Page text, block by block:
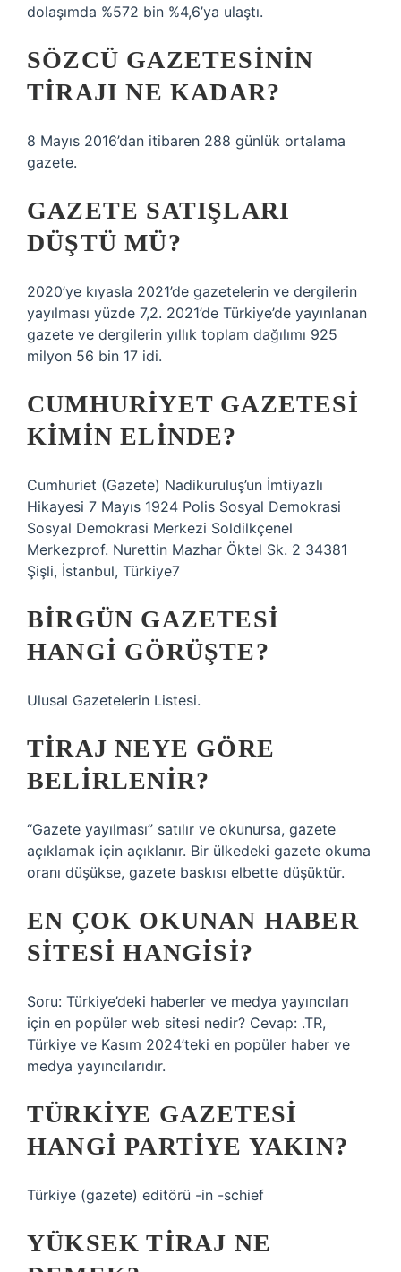
dolaşımda %572 bin %4,6’ya ulaştı.
SÖZCÜ GAZETESININ
TIRAJI NE KADAR?
8 Mayıs 2016’dan itibaren 288 günlük ortalama
gazete.
GAZETE SATIŞLARI
DÜŞTÜ MÜ?
2020’ye kıyasla 2021’de gazetelerin ve dergilerin
yayılması yüzde 7,2. 2021’de Türkiye’de yayınlanan
gazete ve dergilerin yıllık toplam dağılımı 925
milyon 56 bin 17 idi.
CUMHURIYET GAZETESI
KIMIN ELINDE?
Cumhuriet (Gazete) Nadikuruluş’un İmtiyazlı
Hikayesi 7 Mayıs 1924 Polis Sosyal Demokrasi
Sosyal Demokrasi Merkezi Soldilkçenel
Merkezprof. Nurettin Mazhar Öktel Sk. 2 34381
Şişli, İstanbul, Türkiye7
BIRGÜN GAZETESI
HANGI GÖRÜŞTE?
Ulusal Gazetelerin Listesi.
TIRAJ NEYE GÖRE
BELIRLENIR?
“Gazete yayılması” satılır ve okunursa, gazete
açıklamak için açıklanır. Bir ülkedeki gazete okuma
oranı düşükse, gazete baskısı elbette düşüktür.
EN ÇOK OKUNAN HABER
SITESI HANGISI?
Soru: Türkiye’deki haberler ve medya yayıncıları
için en popüler web sitesi nedir? Cevap: .TR,
Türkiye ve Kasım 2024’teki en popüler haber ve
medya yayıncılarıdır.
TÜRKIYE GAZETESI
HANGI PARTIYE YAKIN?
Türkiye (gazete) editörü -in -schief
YÜKSEK TIRAJ NE